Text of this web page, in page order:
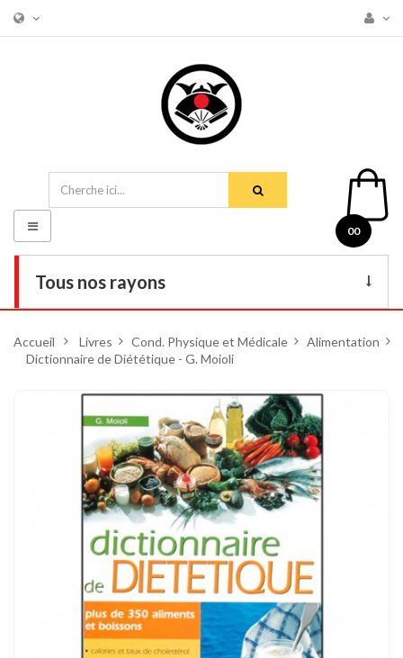
00
Tous nos rayons
DVD
Armes
Tenues
Chaussures
Protections
Cible de frappe
Condition physique
Accessoires
Tatamis
Basculer
la
navigation
Accueil > Livres > Cond. Physique et Médicale > Alimentation
Dictionnaire de Diététique - G. Moioli